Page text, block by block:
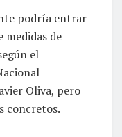
podría entrar
medidas de
el
Oliva, pero
concretos.